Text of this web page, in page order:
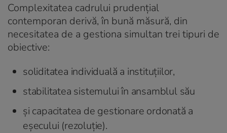
Complexitatea cadrului prudențial
contemporan derivă, în bună măsură, din
necesitatea de a gestiona simultan trei tipuri de
obiective:
soliditatea individuală a instituțiilor,
stabilitatea sistemului în ansamblul său
și capacitatea de gestionare ordonată a
eșecului (rezoluție).